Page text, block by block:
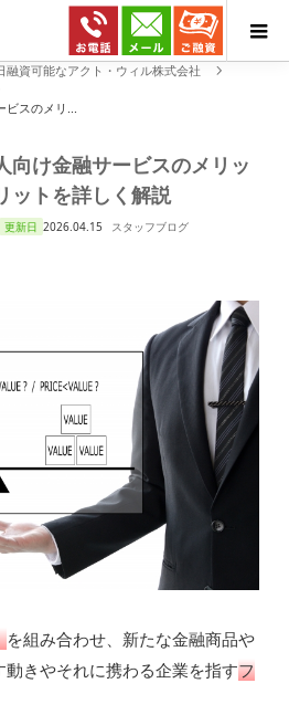
資可能なアクト・ウィル株式会社
ビスのメリ...
向け金融サービスのメリッ
ットを詳しく解説
更新日 2026.04.15 スタッフブログ
を組み合わせ、新たな金融商品や
きやそれに携わる企業を指すフ